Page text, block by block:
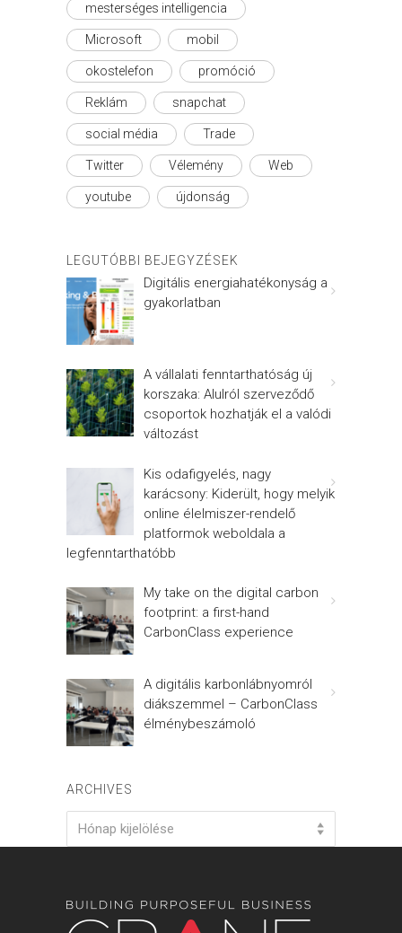
mesterséges intelligencia
Microsoft mobil
okostelefon promóció
Reklám snapchat
social média Trade
Twitter Vélemény Web
youtube újdonság
LEGUTÓBBI BEJEGYZÉSEK
Digitális energiahatékonyság a
gyakorlatban
A vállalati fenntarthatóság új
korszaka: Alulról szerveződő
csoportok hozhatják el a valódi
változást
Kis odafigyelés, nagy
karácsony: Kiderült, hogy melyik
online élelmiszer-rendelő
platformok weboldala a
legfenntarthatóbb
My take on the digital carbon
footprint: a first-hand
CarbonClass experience
A digitális karbonlábnyomról
diákszemmel – CarbonClass
élménybeszámoló
ARCHIVES
Hónap kijelölése